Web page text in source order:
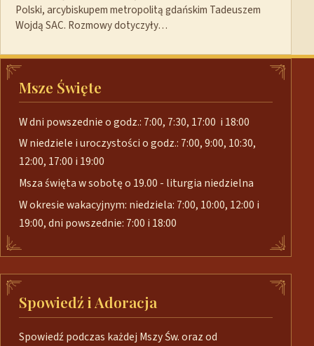
Polski, arcybiskupem metropolitą gdańskim Tadeuszem
Wojdą SAC. Rozmowy dotyczyły…
Msze Święte
W dni powszednie o godz.: 7:00, 7:30, 17:00 i 18:00
W niedziele i uroczystości o godz.: 7:00, 9:00, 10:30,
12:00, 17:00 i 19:00
Msza święta w sobotę o 19.00 - liturgia niedzielna
W okresie wakacyjnym: niedziela: 7:00, 10:00, 12:00 i
19:00, dni powszednie: 7:00 i 18:00
Spowiedź i Adoracja
Spowiedź podczas każdej Mszy Św. oraz od